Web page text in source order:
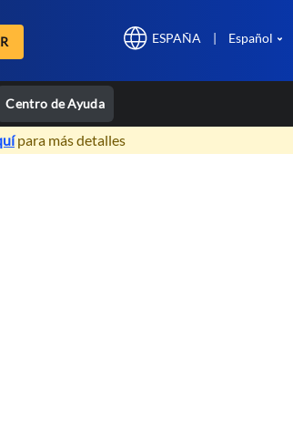
ESPAÑA | Español
Centro de Ayuda
para más detalles